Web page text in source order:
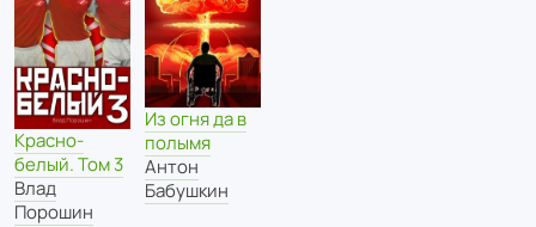
Красно-
белый. Том 3
Влад
Порошин
Из огня да в
полымя
Антон
Бабушкин